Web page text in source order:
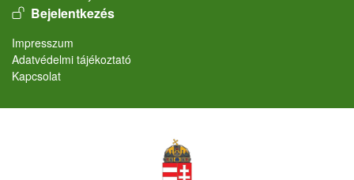
User account menu
Bejelentkezés
Lábléc
Impresszum
Adatvédelmi tájékoztató
Kapcsolat